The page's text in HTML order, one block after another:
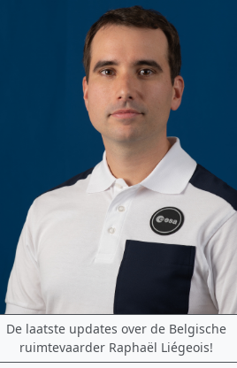
De laatste updates over de Belgische
ruimtevaarder Raphaël Liégeois!